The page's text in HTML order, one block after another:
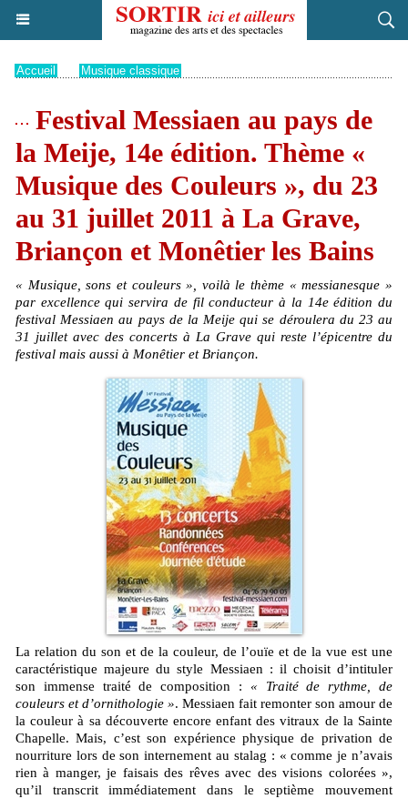
Accueil Musique classique
Festival Messiaen au pays de
la Meije, 14e édition. Thème «
Musique des Couleurs », du 23
au 31 juillet 2011 à La Grave,
Briançon et Monêtier les Bains
« Musique, sons et couleurs », voilà le thème « messianesque »
par excellence qui servira de fil conducteur à la 14e édition du
festival Messiaen au pays de la Meije qui se déroulera du 23 au
31 juillet avec des concerts à La Grave qui reste l’épicentre du
festival mais aussi à Monêtier et Briançon.
La relation du son et de la couleur, de l’ouïe et de la vue est une
caractéristique majeure du style Messiaen : il choisit d’intituler
son immense traité de composition : « Traité de rythme, de
couleurs et d’ornithologie ». Messiaen fait remonter son amour de
la couleur à sa découverte encore enfant des vitraux de la Sainte
Chapelle. Mais, c’est son expérience physique de privation de
nourriture lors de son internement au stalag : « comme je n’avais
rien à manger, je faisais des rêves avec des visions colorées »,
qu’il transcrit immédiatement dans le septième mouvement